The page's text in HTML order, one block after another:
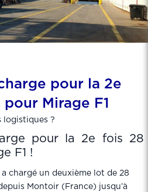
pour la 2e
Mirage F1
logistiques ?
pour la 2e fois 28
F1 !
chargé un deuxième lot de 28
Montoir (France) jusqu’à